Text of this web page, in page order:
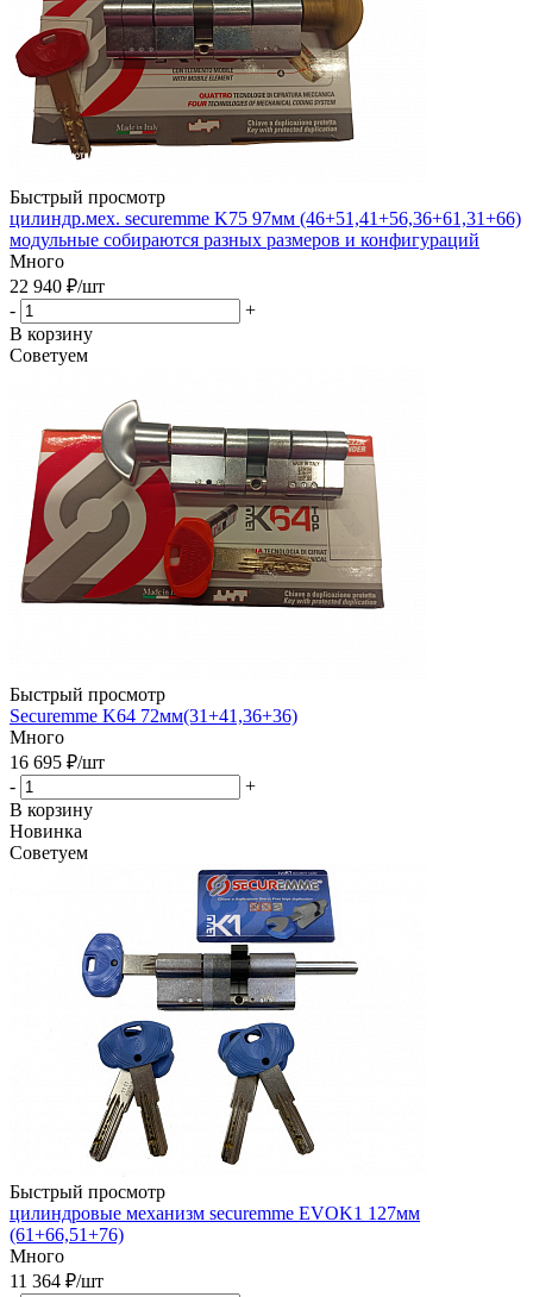
Быстрый просмотр
цилиндр.мех. securemme K75 97мм (46+51,41+56,36+61,31+66)
модульные собираются разных размеров и конфигураций
Много
22 940 ₽/шт
-
+
В корзину
Советуем
Быстрый просмотр
Securemme K64 72мм(31+41,36+36)
Много
16 695 ₽/шт
-
+
В корзину
Новинка
Советуем
Быстрый просмотр
цилиндровые механизм securemme EVOK1 127мм
(61+66,51+76)
Много
11 364 ₽/шт